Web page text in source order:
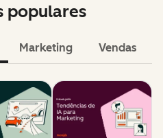
populares
Marketing Vendas